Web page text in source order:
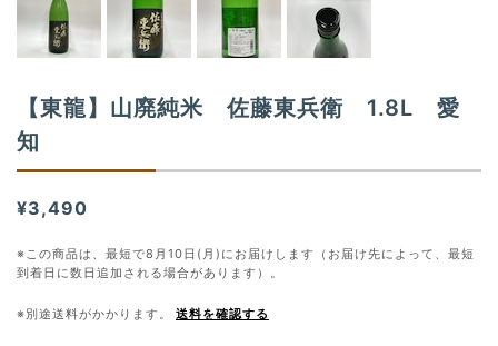
【東龍】山廃純米 佐藤東兵衛 1.8L 愛
知
¥3,490
※この商品は、最短で8月10日(月)にお届けします（お届け先によって、最短
到着日に数日追加される場合があります）。
※別途送料がかかります。 送料を確認する